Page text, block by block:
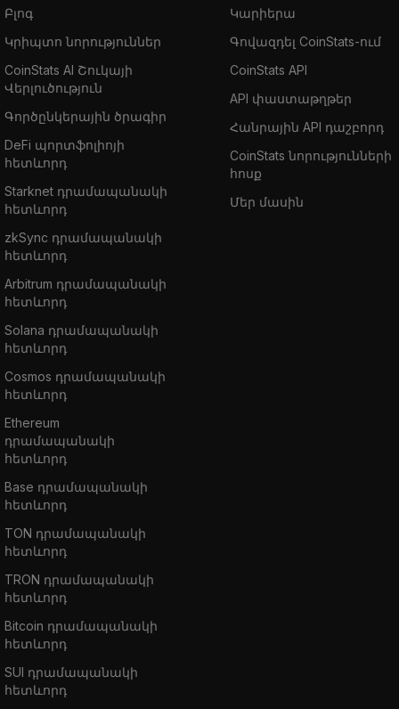
Բլոգ
Կրիպտո նորություններ
CoinStats AI Շուկայի
Վերլուծություն
Գործընկերային ծրագիր
DeFi պորտֆոլիոյի
հետևորդ
Starknet դրամապանակի
հետևորդ
zkSync դրամապանակի
հետևորդ
Arbitrum դրամապանակի
հետևորդ
Solana դրամապանակի
հետևորդ
Cosmos դրամապանակի
հետևորդ
Ethereum
դրամապանակի
հետևորդ
Base դրամապանակի
հետևորդ
TON դրամապանակի
հետևորդ
TRON դրամապանակի
հետևորդ
Bitcoin դրամապանակի
հետևորդ
SUI դրամապանակի
հետևորդ
Կարիերա
Գովազդել CoinStats-ում
CoinStats API
API փաստաթղթեր
Հանրային API դաշբորդ
CoinStats նորությունների
հոսք
Մեր մասին